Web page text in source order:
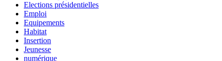
Elections présidentielles
Emploi
Equipements
Habitat
Insertion
Jeunesse
numérique